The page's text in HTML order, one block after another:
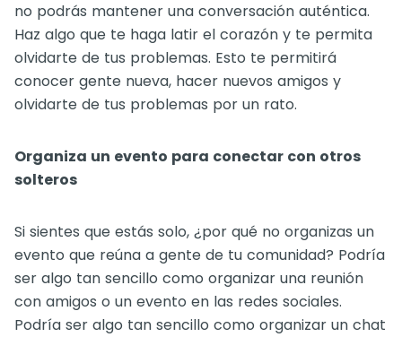
no podrás mantener una conversación auténtica.
Haz algo que te haga latir el corazón y te permita
olvidarte de tus problemas. Esto te permitirá
conocer gente nueva, hacer nuevos amigos y
olvidarte de tus problemas por un rato.
Organiza un evento para conectar con otros
solteros
Si sientes que estás solo, ¿por qué no organizas un
evento que reúna a gente de tu comunidad? Podría
ser algo tan sencillo como organizar una reunión
con amigos o un evento en las redes sociales.
Podría ser algo tan sencillo como organizar un chat